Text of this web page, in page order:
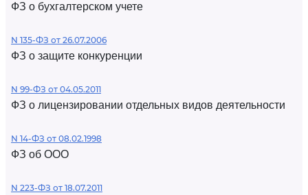
ФЗ о бухгалтерском учете
N 135-ФЗ от 26.07.2006
ФЗ о защите конкуренции
N 99-ФЗ от 04.05.2011
ФЗ о лицензировании отдельных видов деятельности
N 14-ФЗ от 08.02.1998
ФЗ об ООО
N 223-ФЗ от 18.07.2011